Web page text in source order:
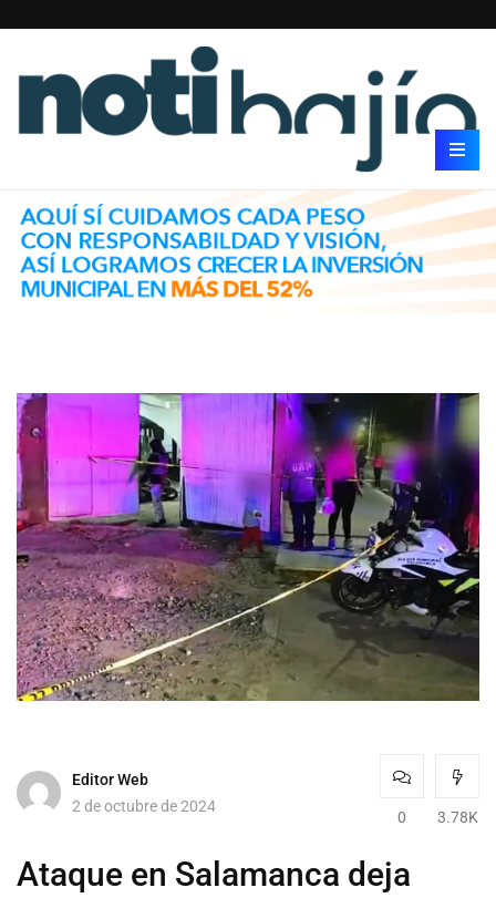
Editor Web
2 de octubre de 2024
0 3.78K
Ataque en Salamanca deja